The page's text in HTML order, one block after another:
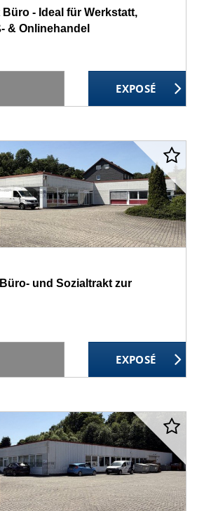
Büro - Ideal für Werkstatt,
& Onlinehandel
und Sozialtrakt zur